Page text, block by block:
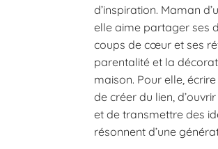
d’inspiration. Maman
elle aime partager ses
coups de cœur et ses
parentalité et la
maison. Pour elle,
de créer du lien,
et de transmettre des
résonnent d’une